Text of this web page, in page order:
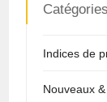
Indices de
Nouveaux